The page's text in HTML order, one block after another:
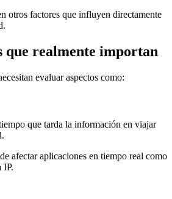
otros factores que influyen directamente
que realmente importan
evaluar aspectos como:
que tarda la información en viajar
afectar aplicaciones en tiempo real como
IP.